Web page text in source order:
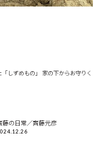
しずめもの」 家の下からお守りく
藤の日常／齊藤元彦